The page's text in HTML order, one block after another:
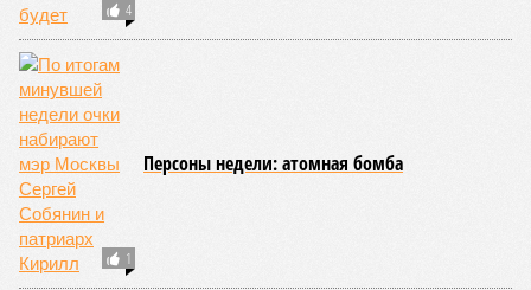
сверхприбыли доплачивают инженерам и программистам
то, что МО отказывается платить. Ну и часть этой
прибыли оседает в кармане собственника предприятия»
– говорит Раевский.
Весь ВПК. Потому что так делают все. Уж не знаю, как
поступит наше политическое руководство. Но если
действовать по букве закона, мы останемся без ВПК в
разгар войны»
А вот публицист
соглашаться с подобной постановкой вопроса. Он
предлагает
«воздержаться от таких обобщений,